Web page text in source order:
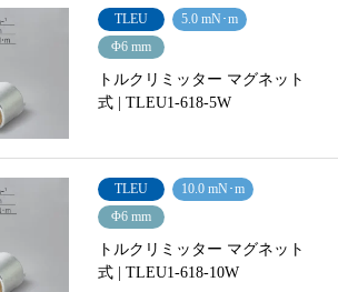
TLEU
5.0 mN･m
Φ6 mm
トルクリミッター マグネット
式 | TLEU1-618-5W
TLEU
10.0 mN･m
Φ6 mm
トルクリミッター マグネット
式 | TLEU1-618-10W